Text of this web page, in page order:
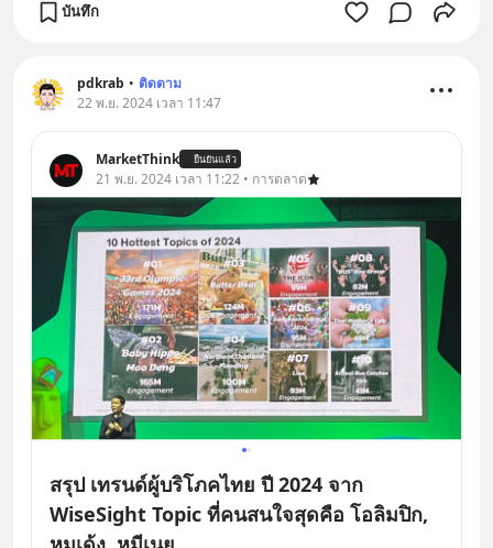
บันทึก
pdkrab • ติดตาม
22 พ.ย. 2024 เวลา 11:47
MarketThink ยืนยันแล้ว
21 พ.ย. 2024 เวลา 11:22 • การตลาด
สรุป เทรนด์ผู้บริโภคไทย ปี 2024 จาก
WiseSight Topic ที่คนสนใจสุดคือ โอลิมปิก,